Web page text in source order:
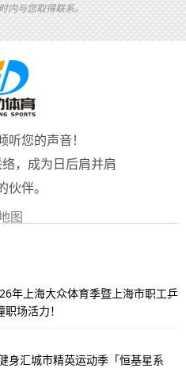
与您取得联系。
您的声音！
，成为日后肩并肩
伙伴。
图
年上海大众体育季暨上海市职工乒
场活力！
身汇城市精英运动季「恒基星系